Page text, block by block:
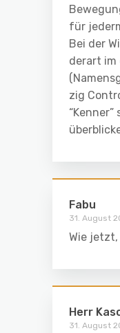
für
Bei der
derart im
zig
Fabu
31. August
Wie jetzt,
Herr
31. August